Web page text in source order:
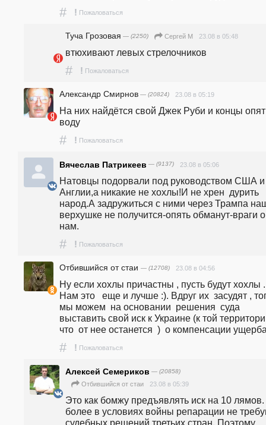
# ! Пожаловаться
Туча Грозовая — (2250) Сергей М 23.08 в 05:48
втюхивают левых стрелочников
# ! Пожаловаться
Александр Смирнов — (20824) 23.08 в 05:19
На них найдётся свой Джек Руби и концы
воду
# ! Пожаловаться
Вячеслав Патрикеев — (9137) 23.08 в 05:06
Натовцы подорвали под руководством США и
Англии,а никакие не хохлы!И не хрен  дурить
народ.А задружиться с ними через Трампа
верхушке не получится-опять обманут-враги
нам.
# ! Пожаловаться
Отбившийся от стаи — (12708) 23.08 в 04:56
Ну если хохлы причастны , пусть будут хохлы .
Нам это   еще и лучше :). Вдруг их  засудят ,
мы можем  на основании  решения  суда
выставить свой иск к Украине (к той
что  от нее останется  )  о компенсации
# ! Пожаловаться
Алексей Семериков — (20858)
Отбившийся от стаи 23.08 в 05:39
Это как бомжу предъявлять иск на 10
более в условиях войны репарации не
судебных решений третьих стран. Поэтому